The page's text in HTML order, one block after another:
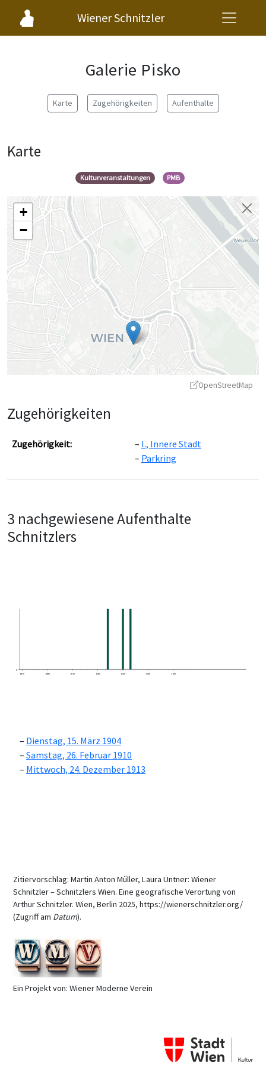
Wiener Schnitzler
Galerie Pisko
Karte Zugehörigkeiten Aufenthalte
Karte
Kulturveranstaltungen PMB
+
−
OpenStreetMap
Zugehörigkeiten
Zugehörigkeit:
I., Innere Stadt
Parkring
3 nachgewiesene Aufenthalte
Schnitzlers
0
1870
1880 1890 1900 1910 1920 1930
Dienstag, 15. März 1904
Samstag, 26. Februar 1910
Mittwoch, 24. Dezember 1913
Zitiervorschlag: Martin Anton Müller, Laura Untner: Wiener
Schnitzler – Schnitzlers Wien. Eine geografische Verortung von
Arthur Schnitzler. Wien, Berlin 2025, https://wienerschnitzler.org/
(Zugriff am Datum).
Ein Projekt von: Wiener Moderne Verein